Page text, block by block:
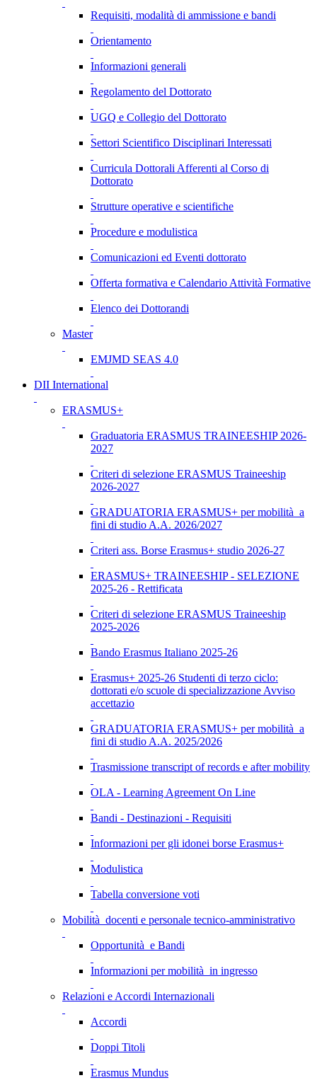
Requisiti, modalità di ammissione e bandi
Orientamento
Informazioni generali
Regolamento del Dottorato
UGQ e Collegio del Dottorato
Settori Scientifico Disciplinari Interessati
Curricula Dottorali Afferenti al Corso di
Dottorato
Strutture operative e scientifiche
Procedure e modulistica
Comunicazioni ed Eventi dottorato
Offerta formativa e Calendario Attività Formative
Elenco dei Dottorandi
Master
EMJMD SEAS 4.0
DII International
ERASMUS+
Graduatoria ERASMUS TRAINEESHIP 2026-
2027
Criteri di selezione ERASMUS Traineeship
2026-2027
GRADUATORIA ERASMUS+ per mobilità a
fini di studio A.A. 2026/2027
Criteri ass. Borse Erasmus+ studio 2026-27
ERASMUS+ TRAINEESHIP - SELEZIONE
2025-26 - Rettificata
Criteri di selezione ERASMUS Traineeship
2025-2026
Bando Erasmus Italiano 2025-26
Erasmus+ 2025-26 Studenti di terzo ciclo:
dottorati e/o scuole di specializzazione Avviso
accettazio
GRADUATORIA ERASMUS+ per mobilità a
fini di studio A.A. 2025/2026
Trasmissione transcript of records e after mobility
OLA - Learning Agreement On Line
Bandi - Destinazioni - Requisiti
Informazioni per gli idonei borse Erasmus+
Modulistica
Tabella conversione voti
Mobilità docenti e personale tecnico-amministrativo
Opportunità e Bandi
Informazioni per mobilità in ingresso
Relazioni e Accordi Internazionali
Accordi
Doppi Titoli
Erasmus Mundus